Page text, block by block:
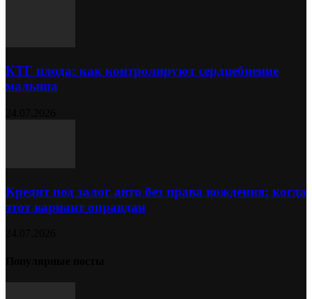
КТГ плода: как контролируют сердцебиение
малыша
Кредит под залог авто без права вождения: когда
этот вариант оправдан